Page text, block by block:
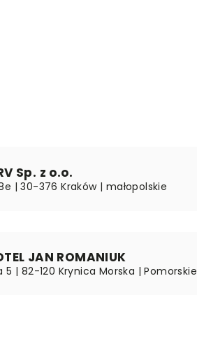
Sp. z o.o.
| 30-376 Kraków | małopolskie
JAN ROMANIUK
5 | 82-120 Krynica Morska | Pomorskie